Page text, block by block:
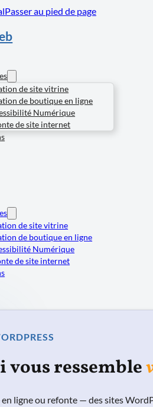
Passer au pied de page
de site vitrine
de boutique en ligne
Numérique
de site internet
de site vitrine
de boutique en ligne
Numérique
de site internet
vous ressemble
ligne ou refonte — des sites